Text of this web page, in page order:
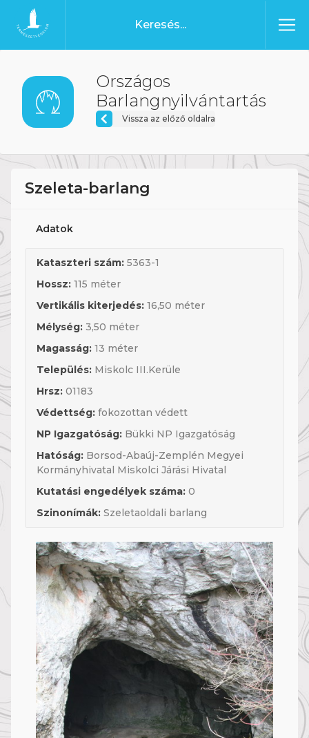
Ugrás a tartalomhoz
Főoldal
Országos
Barlangnyilvántartás
Vissza az előző oldalra
Szeleta-barlang
Adatok
Kataszteri szám: 5363-1
Hossz: 115 méter
Vertikális kiterjedés: 16,50 méter
Mélység: 3,50 méter
Magasság: 13 méter
Település: Miskolc III.Kerüle
Hrsz: 01183
Védettség: fokozottan védett
NP Igazgatóság: Bükki NP Igazgatóság
Hatóság: Borsod-Abaúj-Zemplén Megyei
Kormányhivatal Miskolci Járási Hivatal
Kutatási engedélyek száma: 0
Szinonímák: Szeletaoldali barlang